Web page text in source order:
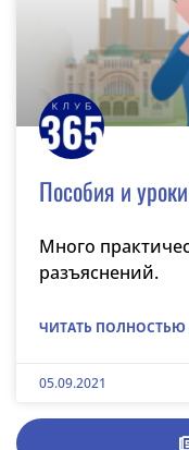
Пособия и
Много
разъяснений.
ЧИТАТЬ ПОЛНОСТЬЮ
05.09.2021